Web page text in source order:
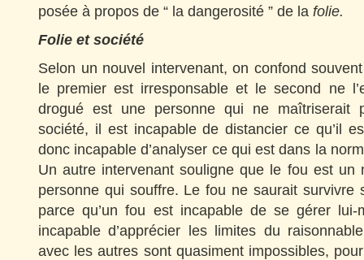
posée à propos de “ la dangerosité ” de la folie.
Folie et société
Selon un nouvel intervenant, on confond
le premier est irresponsable et le second ne
drogué est une personne qui ne maîtriserait
société, il est incapable de distancier ce qu’il
donc incapable d’analyser ce qui est dans la
Un autre intervenant souligne que le fou est un
personne qui souffre. Le fou ne saurait survivre
parce qu’un fou est incapable de se gérer lui-
incapable d’apprécier les limites du
avec les autres sont quasiment impossibles,